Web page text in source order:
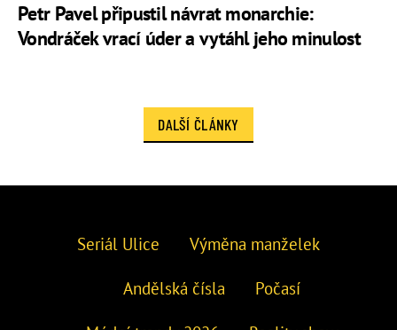
Petr Pavel připustil návrat monarchie:
Vondráček vrací úder a vytáhl jeho minulost
DALŠÍ ČLÁNKY
Seriál Ulice Výměna manželek
Andělská čísla Počasí